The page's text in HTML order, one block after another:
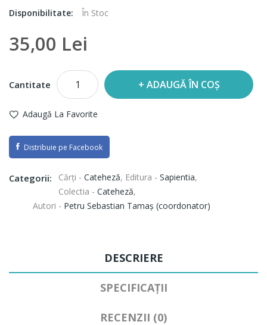
Disponibilitate:
În Stoc
35,00 Lei
Cantitate ADAUGĂ ÎN COȘ
Adaugă La Favorite
Distribuie pe Facebook
Categorii: Cărți - Cateheză, Editura - Sapientia,
Colectia - Cateheză,
Autori - Petru Sebastian Tamaş (coordonator)
DESCRIERE
SPECIFICAȚII
RECENZII (0)